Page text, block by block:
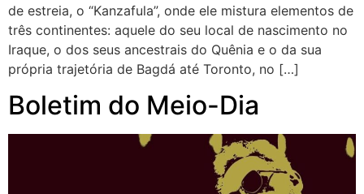
de estreia, o “Kanzafula”, onde ele mistura elementos de
três continentes: aquele do seu local de nascimento no
Iraque, o dos seus ancestrais do Quênia e o da sua
própria trajetória de Bagdá até Toronto, no […]
Boletim do Meio-Dia